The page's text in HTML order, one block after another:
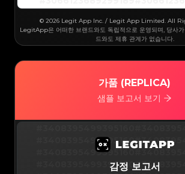
#3066123689299189
#3066123689299189
#3066123689299189
#3066123689299189
#3066123689299189
#3066123689299189
#3066123689299189
#3066123689299189
#3066123689299189
#3066123689299189
#3066123689299189
#3066123689299189
#3066123689299189
#3066123689299189
#3066123689299189
#3066123689299189
#3066123689299189
#3066123689299189
#3066123689299189
© 2026 Legit App Inc. / Legit App Limited. All
LegitApp은 어떠한 브랜드와도 독립적으로 운영되며, 당사
드와도 제휴 관계가 없습니다.
가품 (REPLICA)
샘플 보고서 보기
#3408395499395160
#3408395499395160
#3408395499395160감정 보고서